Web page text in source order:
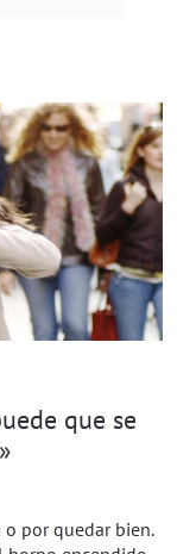
que se
por quedar bien.